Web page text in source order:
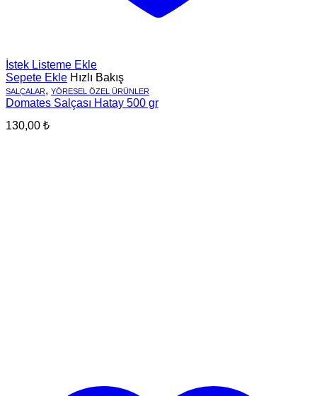
İstek Listeme Ekle
Sepete Ekle Hızlı Bakış
SALÇALAR, YÖRESEL ÖZEL ÜRÜNLER
Domates Salçası Hatay 500 gr
130,00 ₺